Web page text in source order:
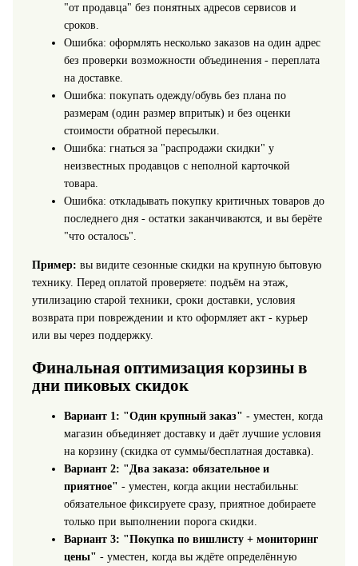
"от продавца" без понятных адресов сервисов и
сроков.
Ошибка: оформлять несколько заказов на один адрес
без проверки возможности объединения - переплата
на доставке.
Ошибка: покупать одежду/обувь без плана по
размерам (один размер впритык) и без оценки
стоимости обратной пересылки.
Ошибка: гнаться за "распродажи скидки" у
неизвестных продавцов с неполной карточкой
товара.
Ошибка: откладывать покупку критичных товаров до
последнего дня - остатки заканчиваются, и вы берёте
"что осталось".
Пример: вы видите сезонные скидки на крупную бытовую
технику. Перед оплатой проверяете: подъём на этаж,
утилизацию старой техники, сроки доставки, условия
возврата при повреждении и кто оформляет акт - курьер
или вы через поддержку.
Финальная оптимизация корзины в
дни пиковых скидок
Вариант 1: "Один крупный заказ" - уместен, когда
магазин объединяет доставку и даёт лучшие условия
на корзину (скидка от суммы/бесплатная доставка).
Вариант 2: "Два заказа: обязательное и
приятное" - уместен, когда акции нестабильны:
обязательное фиксируете сразу, приятное добираете
только при выполнении порога скидки.
Вариант 3: "Покупка по вишлисту + мониторинг
цены" - уместен, когда вы ждёте определённую